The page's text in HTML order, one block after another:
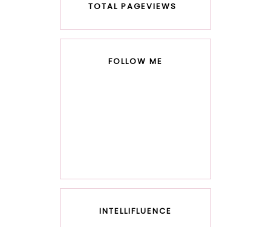
TOTAL PAGEVIEWS
FOLLOW ME
INTELLIFLUENCE